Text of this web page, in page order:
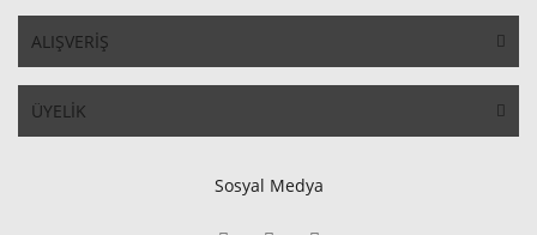
ALIŞVERİŞ
ÜYELİK
Sosyal Medya